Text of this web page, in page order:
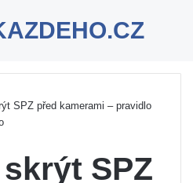
SPZ před kamerami – pravidlo
SPZ